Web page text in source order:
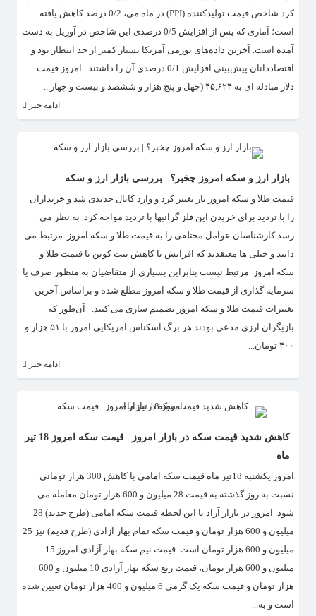
کرد شاخص قیمت تولیدکننده (PPI) در ماه می، 0/2 درصد کاهش یافته
است؛ آماری که پس از افزایش 0/5 درصدی این شاخص در آوریل به دست
آمده است. آخرین داده‌های تورمی آمریکا بسیار کمتر از حد انتظار بود و
اقتصاددانان پیش‌بینی افزایش 0/1 درصدی آن را داشتند. امروز قیمت
دلار مبادله ای به ۴۵,۶۲۴ (چهل و پنج هزار و ششصد و بیست و چهار...
ادامه خبر
بازار ارز و سکه امروز چخبر؟ | بررسی بازار ارز و سکه
قیمت طلا و سکه امروز باز تغییر کرد و وارد کانال جدیدی شد و خریداران
را با تردید برای خریدن این فلز گرانبها با تردید مواجه کرد. به نظر می
رسد کارشناسان عوامل مختلفی را به قیمت طلا و سکه امروز مرتبط می
دانند و خیلی ها معتقدند که افزایش یا کاهش بیت کوین با قیمت طلا و
سکه امروز مرتبط نیست بنابراین بسیاری از متقاضیان به منظور صرف یا
سرمایه گذاری از قیمت طلا و سکه امروز مطلع شده و براساس آخرین
تغییرات قیمت طلا و سکه امروز تصمیم سازی می کنند. آن‌طور که
بازیگران ارزی مدعی بودند هر برگ اسکناس آمریکایی امروز با ۵۱ هزار و
۴۰۰ تومان...
ادامه خبر
کاهش شدید قیمت سکه در بازار امروز | قیمت سکه امروز 18 تیر
ماه
امروز یکشنبه 18تیر ماه قیمت سکه امامی با کاهش 300 هزار تومانی
نسبت به روز گذشته به قیمت 28 میلیون و 600 هزار تومان معامله می
شود. امروز در بازار آزاد تا این لحظه قیمت سکه امامی (طرح جدید) 28
میلیون و 600 هزار تومان و قیمت سکه تمام بهار آزادی (طرح قدیم) نیز 25
میلیون و 600 هزار تومان است. قیمت نیم‌ سکه بهار آزادی امروز 15
میلیون و 600 هزار تومان، قیمت ربع‌ سکه بهار آزادی 10 میلیون و 600
هزار تومان و قیمت سکه یک‌ گرمی 6 میلیون و 400 هزار تومان تعیین شده
است و به...